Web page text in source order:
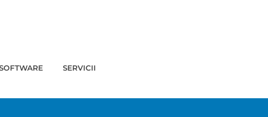
SERVICII